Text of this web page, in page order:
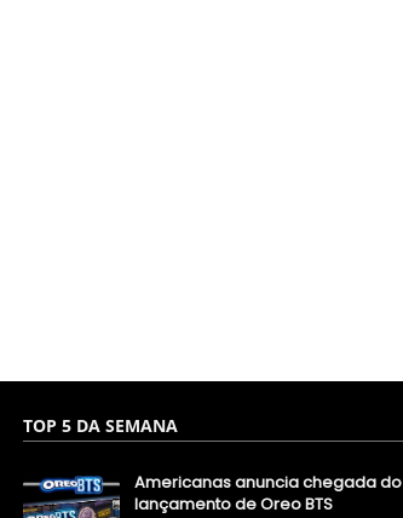
TOP 5 DA SEMANA
Americanas anuncia chegada do
lançamento de Oreo BTS